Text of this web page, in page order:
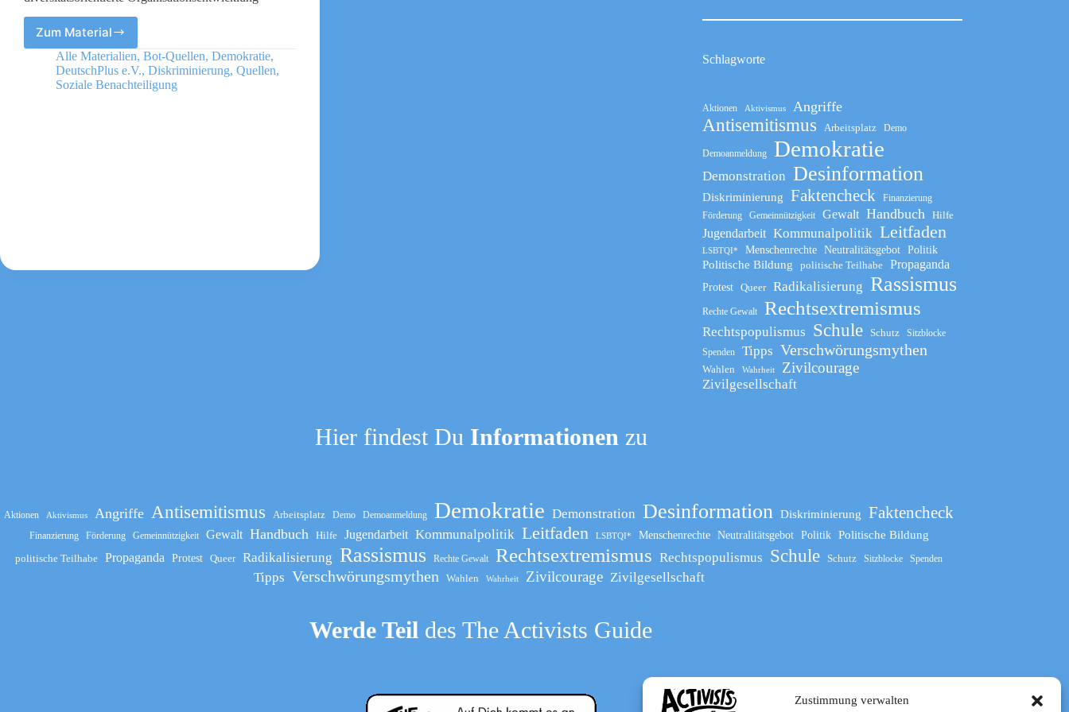
Zustimmung verwalten
Zum Material
Vielfalt
intersektional
verstehen
Ein
Alle Materialien, Bot-Quellen, Demokratie,
DeutschPlus e.V., Diskriminierung, Quellen,
Soziale Benachteiligung
Schlagworte
Aktionen Aktivismus Angriffe
Antisemitismus Arbeitsplatz Demo
Demoanmeldung Demokratie
Demonstration Desinformation
Diskriminierung Faktencheck
Finanzierung
Förderung
Gemeinnützigkeit Gewalt Handbuch Hilfe
Jugendarbeit Kommunalpolitik Leitfaden
LSBTQI* Menschenrechte Neutralitätsgebot Politik
Politische Bildung politische Teilhabe Propaganda
Protest Queer Radikalisierung Rassismus
Rechte Gewalt Rechtsextremismus
Rechtspopulismus Schule Schutz
Sitzblocke
Spenden
Tipps Verschwörungsmythen
Wahlen Wahrheit Zivilcourage
Zivilgesellschaft
Hier findest Du Informationen zu
Aktionen Aktivismus Angriffe Antisemitismus Arbeitsplatz Demo Demoanmeldung Demokratie Demonstration Desinformation Diskriminierung Faktencheck
Finanzierung Förderung Gemeinnützigkeit Gewalt Handbuch Hilfe Jugendarbeit Kommunalpolitik Leitfaden LSBTQI* Menschenrechte Neutralitätsgebot Politik Politische Bildung
politische Teilhabe Propaganda Protest Queer Radikalisierung Rassismus Rechte Gewalt Rechtsextremismus Rechtspopulismus Schule Schutz Sitzblocke Spenden
Tipps Verschwörungsmythen Wahlen Wahrheit Zivilcourage Zivilgesellschaft
Werde Teil des The Activists Guide